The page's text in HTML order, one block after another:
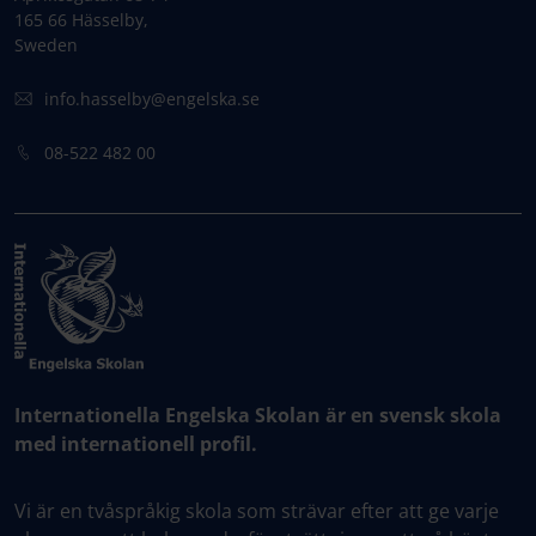
165 66 Hässelby,
Sweden
info.hasselby@engelska.se
08-522 482 00
Internationella Engelska Skolan är en svensk skola
med internationell profil.
Vi är en tvåspråkig skola som strävar efter att ge varje